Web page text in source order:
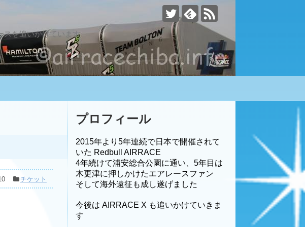
スを追いかけています
チケット
プロフィール
2015年より5年連続で日本で開催されて
いた Redbull AIRRACE
4年続けて浦安総合公園に通い、5年目は
木更津に押しかけたエアレースファン
そして海外遠征も成し遂げました
今後は AIRRACE X も追いかけていきま
す